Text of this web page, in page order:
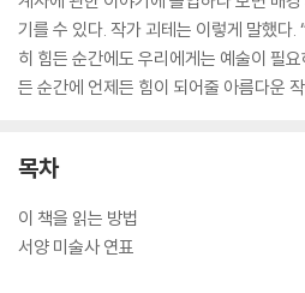
기를 수 있다. 작가 괴테는 이렇게 말했다
히 힘든 순간에도 우리에게는 예술이 필
든 순간에 언제든 힘이 되어줄 아름다운
목차
이 책을 읽는 방법
서양 미술사 연표